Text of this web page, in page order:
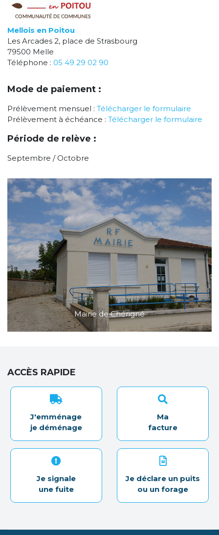
Mellois en Poitou
Les Arcades 2, place de Strasbourg
79500 Melle
Téléphone : 05 49 29 02 90
Mode de paiement :
Prélèvement mensuel : Télécharger le formulaire
Prélèvement à échéance : Télécharger le formulaire
Période de relève :
Septembre / Octobre
Mairie de Chérigné
ACCÈS RAPIDE
J'emménage
je déménage
Ma
facture
Je signale
une fuite
Je déclare un puits
ou un forage